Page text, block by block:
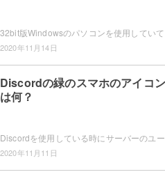
2020年11月14日
Discordの緑のスマホのアイコン
は何？
2020年11月11日